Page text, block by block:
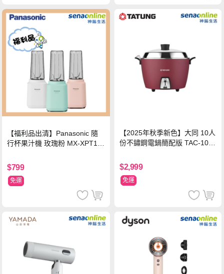
【福利品出清】Panasonic 隨
行杯果汁機 玫瑰粉 MX-XPT10
$799
免運
【2025年秋季新色】大同 10人
份不鏽鋼電鍋簡配版 TAC-10L-
$2,999
免運